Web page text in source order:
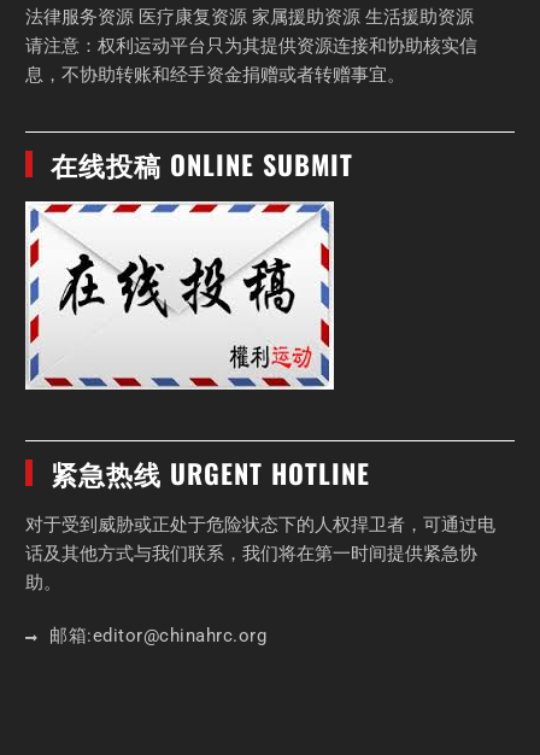
法律服务资源 医疗康复资源 家属援助资源 生活援助资源
请注意：权利运动平台只为其提供资源连接和协助核实信
息，不协助转账和经手资金捐赠或者转赠事宜。
在线投稿 ONLINE SUBMIT
紧急热线 URGENT HOTLINE
对于受到威胁或正处于危险状态下的人权捍卫者，可通过电
话及其他方式与我们联系，我们将在第一时间提供紧急协
助。
邮箱:editor@chinahrc.org